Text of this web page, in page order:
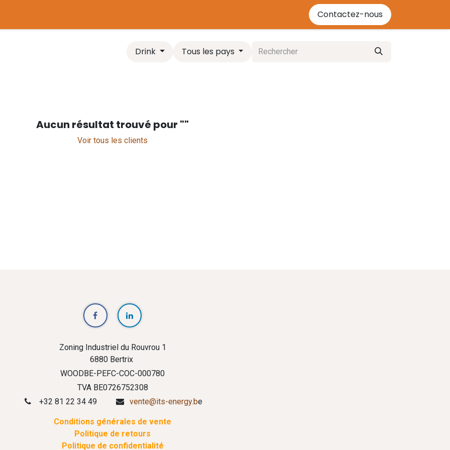
Contactez-nous Événements
Contactez-nous
Drink Tous les pays
Aucun résultat trouvé pour ""
Voir tous les clients
Zoning Industriel du Rouvrou 1
6880 Bertrix
WOODBE-PEFC-COC-000780
TVA BE0726752308
+32 81 22 34 49
vente@its-energy.be
Conditions générales de vente
Politique de retours
Politique de confidentialité